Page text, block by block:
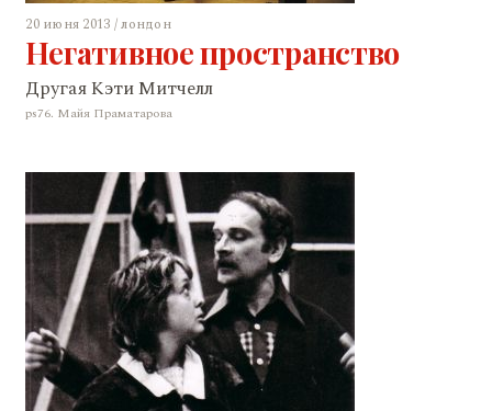
20 июня 2013 / лондон
Негативное пространство
Другая Кэти Митчелл
ps76. Майя Праматарова